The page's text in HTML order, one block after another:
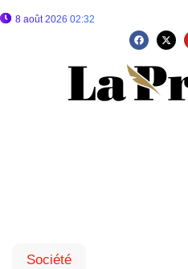
8 août 2026 02:32
Société